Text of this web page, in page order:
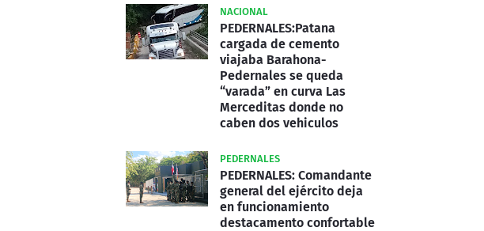
NACIONAL
PEDERNALES:Patana
cargada de cemento
viajaba Barahona-
Pedernales se queda
“varada” en curva Las
Merceditas donde no
caben dos vehiculos
PEDERNALES
PEDERNALES: Comandante
general del ejército deja
en funcionamiento
destacamento confortable